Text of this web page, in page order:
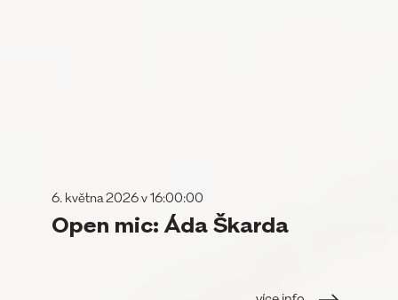
6. května 2026 v 16:00:00
Open mic: Áda Škarda